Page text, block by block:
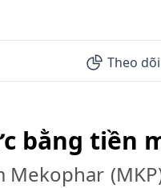
Theo dõi
bằng tiền
Mekophar (MKP